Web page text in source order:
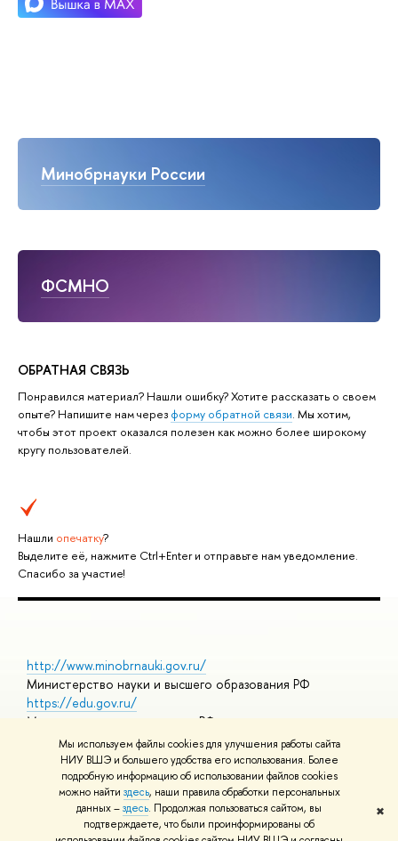
Мы используем файлы cookies для улучшения работы сайта
НИУ ВШЭ и большего удобства его использования. Более
подробную информацию об использовании файлов cookies
можно найти здесь, наши правила обработки персональных
данных –здесь. Продолжая пользоваться сайтом, вы
подтверждаете, что были проинформированы об
✖
Минобрнауки России
ФСМНО
ОБРАТНАЯ СВЯЗЬ
Понравился материал? Нашли ошибку? Хотите рассказать о своем
опыте? Напишите нам через форму обратной связи. Мы хотим,
чтобы этот проект оказался полезен как можно более широкому
кругу пользователей.
Нашли опечатку?
Выделите её, нажмите Ctrl+Enter и отправьте нам уведомление.
Спасибо за участие!
http://www.minobrnauki.gov.ru/
Министерство науки и высшего образования РФ
https://edu.gov.ru/
Министерство просвещения РФ
https://elearning.hse.ru/mooc
Массовые открытые онлайн-курсы
© НИУ ВШЭ 1993–2026 Адреса и контактыУсловия
использования материалов Политика конфиденциальности